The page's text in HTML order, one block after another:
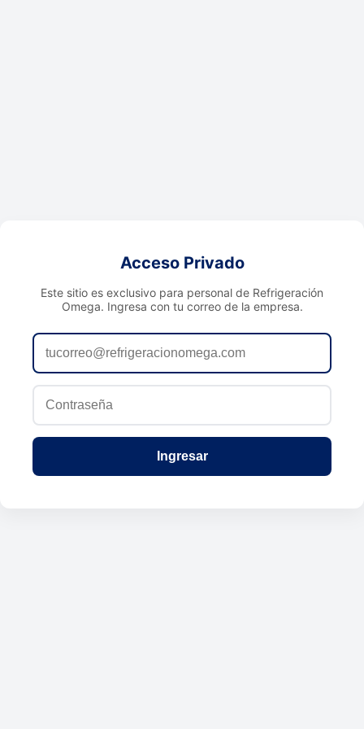
Acceso Privado
Este sitio es exclusivo para personal de Refrigeración
Omega. Ingresa con tu correo de la empresa.
Ingresar